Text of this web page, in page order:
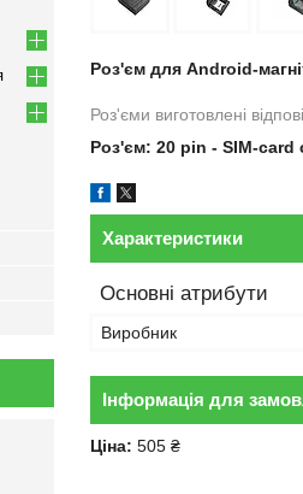
Роз'єм для Android-
Роз'єми виготовлені
Роз'єм: 20 pin - SIM-card
Характеристики
Основні атрибути
Виробник
Інформація для
Ціна: 505 ₴